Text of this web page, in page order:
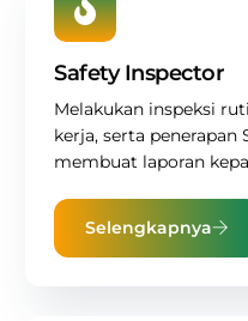
Safety Inspector
Melakukan inspeksi
kerja, serta penerapan
membuat laporan
Selengkapnya